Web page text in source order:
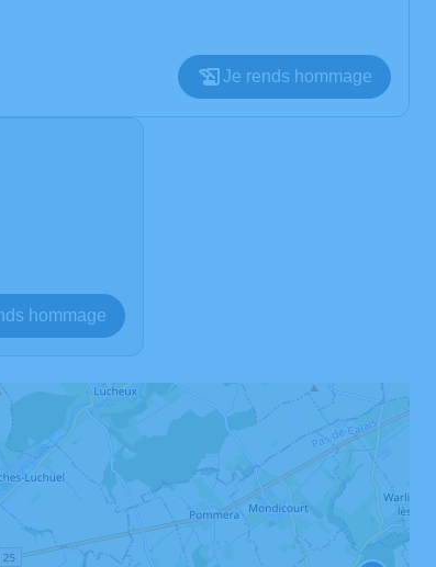
Je rends hommage
hommage